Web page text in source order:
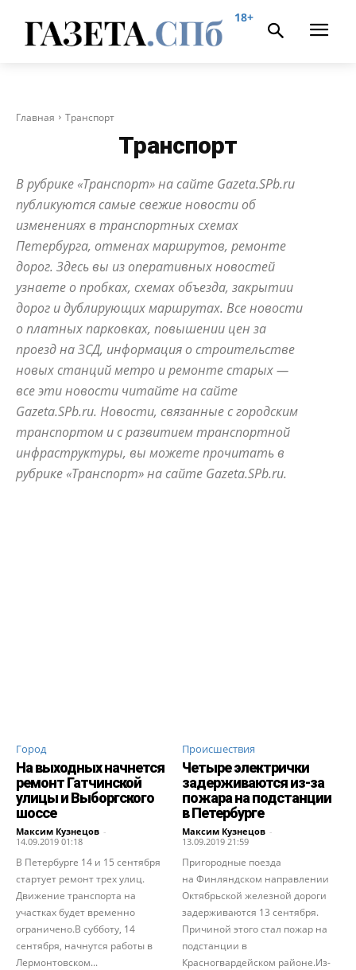
18+
Главная Транспорт
Транспорт
В рубрике «Транспорт» на сайте Gazeta.SPb.ru
публикуются самые свежие новости об
изменениях в транспортных схемах
Петербурга, отменах маршрутов, ремонте
дорог. Здесь вы из оперативных новостей
узнаете о пробках, схемах объезда, закрытии
дорог и дублирующих маршрутах. Все новости
о платных парковках, повышении цен за
проезд на ЗСД, информация о строительстве
новых станций метро и ремонте старых —
все эти новости читайте на сайте
Gazeta.SPb.ru. Новости, связанные с городским
транспортом и с развитием транспортной
инфраструктуры, вы можете прочитать в
рубрике «Транспорт» на сайте Gazeta.SPb.ru.
Город
На выходных начнется
ремонт Гатчинской
улицы и Выборгского
шоссе
Максим Кузнецов -
14.09.2019 01:18
В Петербурге 14 и 15 сентября
стартует ремонт трех улиц.
Движение транспорта на
участках будет временно
ограничено.В субботу, 14
сентября, начнутся работы в
Лермонтовском...
Происшествия
Четыре электрички
задерживаются из-за
пожара на подстанции
в Петербурге
Максим Кузнецов -
13.09.2019 21:59
Пригородные поезда
на Финляндском направлении
Октябрьской железной дороги
задерживаются 13 сентября.
Причиной этого стал пожар на
подстанции в
Красногвардейском районе.Из-